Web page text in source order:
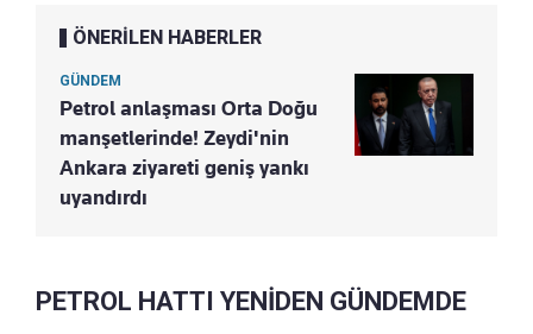
ÖNERİLEN HABERLER
GÜNDEM
Petrol anlaşması Orta Doğu
manşetlerinde! Zeydi'nin
Ankara ziyareti geniş yankı
uyandırdı
PETROL HATTI YENİDEN GÜNDEMDE